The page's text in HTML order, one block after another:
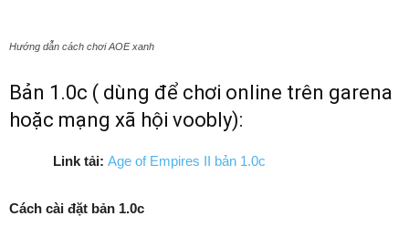
Hướng dẫn cách chơi AOE xanh
Bản 1.0c ( dùng để chơi online trên garena
hoặc mạng xã hội voobly):
Link tải: Age of Empires II bản 1.0c
Cách cài đặt bản 1.0c